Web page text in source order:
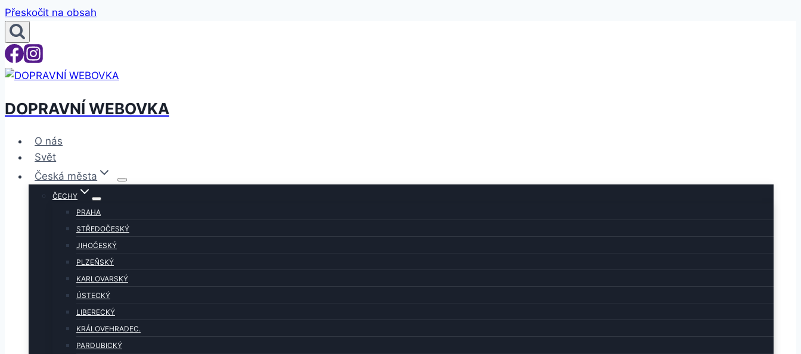
Přeskočit na obsah
DOPRAVNÍ WEBOVKA
O nás
Svět
Česká města
ČECHY
PRAHA
STŘEDOČESKÝ
JIHOČESKÝ
PLZEŇSKÝ
KARLOVARSKÝ
ÚSTECKÝ
LIBERECKÝ
KRÁLOVEHRADEC.
PARDUBICKÝ